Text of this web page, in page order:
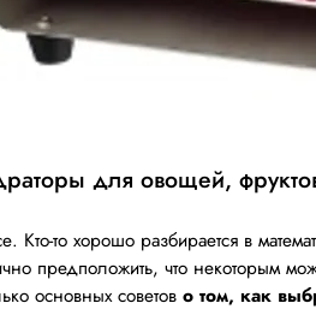
для овощей,
то хорошо разбирается в
предположить, что некоторым
основных советов о том, как